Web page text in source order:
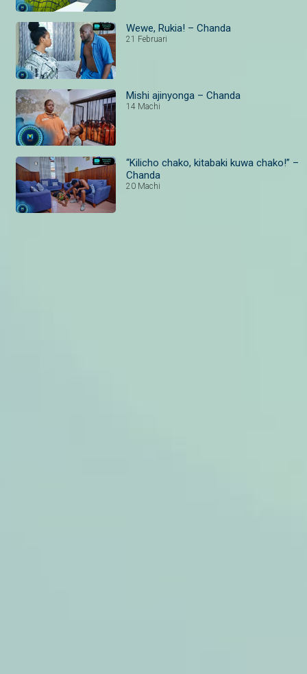
Wewe, Rukia! – Chanda
21 Februari
Mishi ajinyonga – Chanda
14 Machi
“Kilicho chako, kitabaki kuwa chako!” –
Chanda
20 Machi